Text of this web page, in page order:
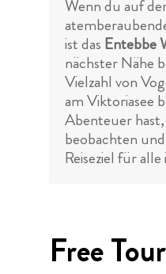
Wenn du auf
ist das Entebbe
nächster Nähe
Vielzahl von
am Viktoriasee
Abenteuer
beobachten
Reiseziel für
Free